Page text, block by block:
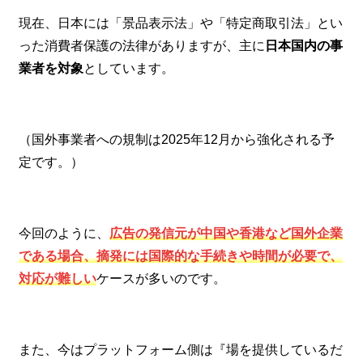
現在、日本には「景品表示法」や「特定商取引法」とい
った消費者保護の法律がありますが、主に 日本国内の事
業者を対象としています。
（国外事業者への規制は2025年12月から強化される予
定です。）
今回のように、 広告の発信元が中国や香港など国外企業
である場合、摘発には国際的な手続きや時間が必要で、
対応が難しいケースが多いのです。
また、今はプラットフォーム側は『場を提供しているだ